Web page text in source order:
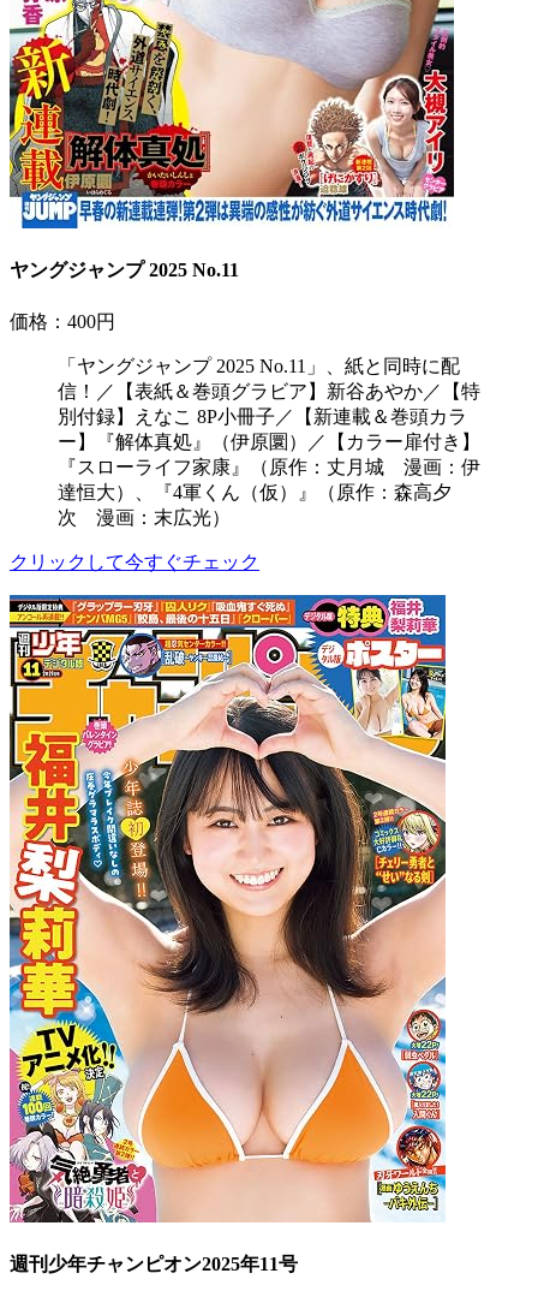
ヤングジャンプ 2025 No.11
価格：400円
「ヤングジャンプ 2025 No.11」、紙と同時に配
信！／【表紙＆巻頭グラビア】新谷あやか／【特
別付録】えなこ 8P小冊子／【新連載＆巻頭カラ
ー】『解体真処』（伊原圜）／【カラー扉付き】
『スローライフ家康』（原作：丈月城 漫画：伊
達恒大）、『4軍くん（仮）』（原作：森高夕
次 漫画：末広光）
クリックして今すぐチェック
週刊少年チャンピオン2025年11号